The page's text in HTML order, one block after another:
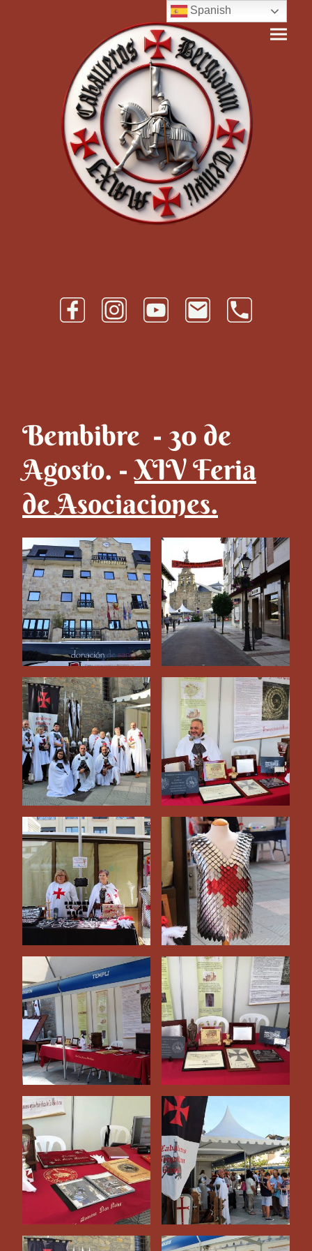
Bembibre - 30 de
Agosto. -XIV Feria
de Asociaciones.
Spanish